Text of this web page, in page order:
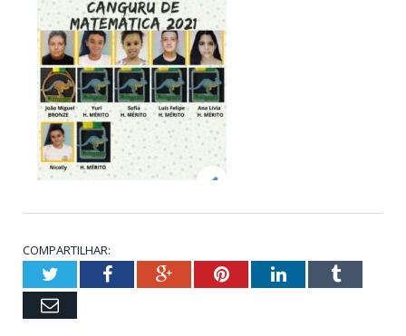
COMPARTILHAR:
TwitterFacebookGoogle+PinterestLinkedInTumblr
Email